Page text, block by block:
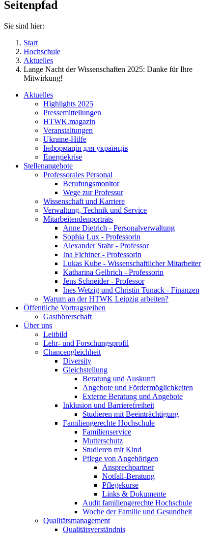
Seitenpfad
Sie sind hier:
Start
Hochschule
Aktuelles
Lange Nacht der Wissenschaften 2025: Danke für Ihre
Mitwirkung!
Aktuelles
Highlights 2025
Pressemitteilungen
HTWK.magazin
Veranstaltungen
Ukraine-Hilfe
Інформація для українців
Energiekrise
Stellenangebote
Professorales Personal
Berufungsmonitor
Wege zur Professur
Wissenschaft und Karriere
Verwaltung, Technik und Service
Mitarbeitendenporträts
Anne Dietrich - Personalverwaltung
Sophia Lux - Professorin
Alexander Stahr - Professor
Ina Fichtner - Professorin
Lukas Kube - Wissenschaftlicher Mitarbeiter
Katharina Gelbrich - Professorin
Jens Schneider - Professor
Ines Wetzig und Christin Tunack - Finanzen
Warum an der HTWK Leipzig arbeiten?
Öffentliche Vortragsreihen
Gasthörerschaft
Über uns
Leitbild
Lehr- und Forschungsprofil
Chancengleichheit
Diversity
Gleichstellung
Beratung und Auskunft
Angebote und Fördermöglichkeiten
Externe Beratung und Angebote
Inklusion und Barrierefreiheit
Studieren mit Beeinträchtigung
Familiengerechte Hochschule
Familienservice
Mutterschutz
Studieren mit Kind
Pflege von Angehörigen
Ansprechpartner
Notfall-Beratung
Pflegekurse
Links & Dokumente
Audit familiengerechte Hochschule
Woche der Familie und Gesundheit
Qualitätsmanagement
Qualitätsverständnis